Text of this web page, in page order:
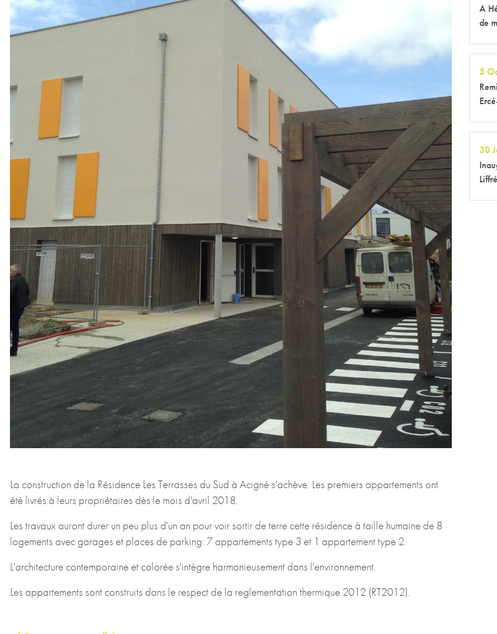
La construction de la Résidence Les Terrasses du Sud à Acigné s'achève. Les premiers appartements ont
été livrés à leurs propriétaires dès le mois d'avril 2018.
Les travaux auront durer un peu plus d'un an pour voir sortir de terre cette résidence à taille humaine de 8
logements avec garages et places de parking: 7 appartements type 3 et 1 appartement type 2.
L'architecture contemporaine et colorée s'intègre harmonieusement dans l'environnement.
Les appartements sont construits dans le respect de la reglementation thermique 2012 (RT2012).
A
de
5
30
Liffré